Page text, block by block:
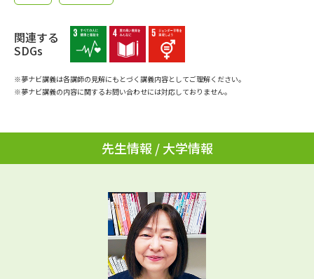
学問の教科書
ユーザーサポート
Ｑ＆Ａ よくあるご質問 大学進学IDについて
お支払いサイト
個人情報取扱規定
テレメール進学カタログ
訂正のご案内
関連する
SDGs
※夢ナビ講義は各講師の見解にもとづく講義内容としてご理解ください。
※夢ナビ講義の内容に関するお問い合わせには対応しておりません。
先生情報 / 大学情報